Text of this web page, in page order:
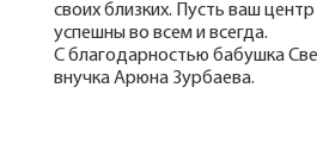
своих близких. Пусть ваш
успешны во всем и всегда.
С благодарностью бабушка
внучка Арюна Зурбаева.